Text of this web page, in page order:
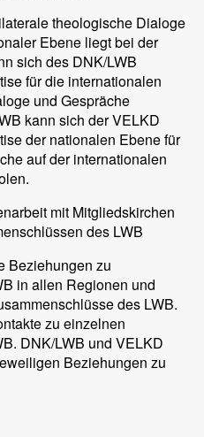
theologische Dialoge
Ebene liegt bei der
sich des DNK/LWB
für die internationalen
und Gespräche
kann sich der VELKD
der nationalen Ebene für
auf der internationalen
mit Mitgliedskirchen
des LWB
Beziehungen zu
in allen Regionen und
des LWB.
zu einzelnen
DNK/LWB und VELKD
Beziehungen zu